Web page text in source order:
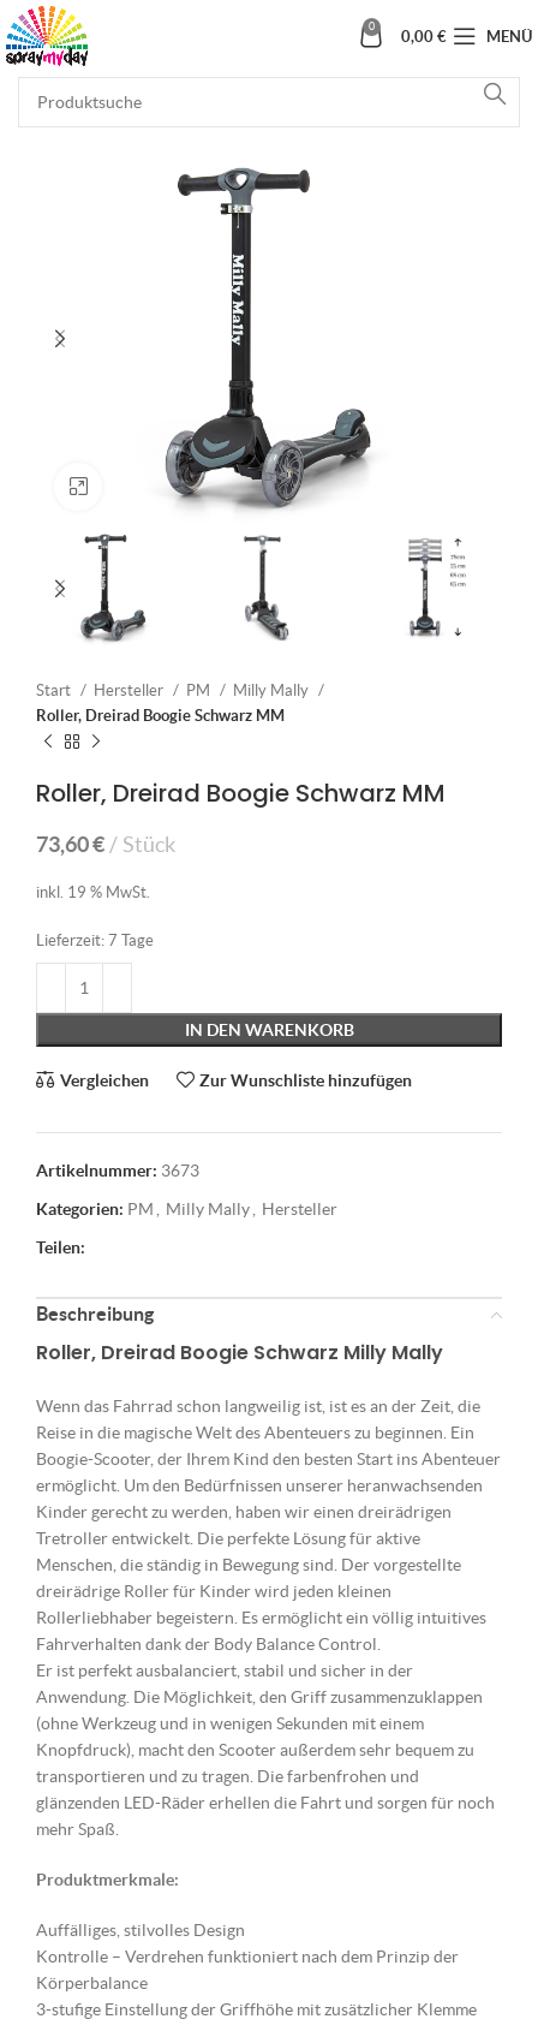
0
0,00 € MENÜ
Klick zum Vergrößern
Start Hersteller PM
Milly Mally
Roller, Dreirad Boogie Schwarz MM
Roller, Dreirad Boogie Schwarz MM
73,60€ Stück
inkl. 19 % MwSt.
Lieferzeit: 7 Tage
IN DEN WARENKORB
Vergleichen Zur Wunschliste hinzufügen
Artikelnummer: 3673
Kategorien: PM, Milly Mally, Hersteller
Teilen:
Beschreibung
Roller, Dreirad Boogie Schwarz Milly Mally
Wenn das Fahrrad schon langweilig ist, ist es an der Zeit, die
Reise in die magische Welt des Abenteuers zu beginnen. Ein
Boogie-Scooter, der Ihrem Kind den besten Start ins Abenteuer
ermöglicht. Um den Bedürfnissen unserer heranwachsenden
Kinder gerecht zu werden, haben wir einen dreirädrigen
Tretroller entwickelt. Die perfekte Lösung für aktive
Menschen, die ständig in Bewegung sind. Der vorgestellte
dreirädrige Roller für Kinder wird jeden kleinen
Rollerliebhaber begeistern. Es ermöglicht ein völlig intuitives
Fahrverhalten dank der Body Balance Control.
Er ist perfekt ausbalanciert, stabil und sicher in der
Anwendung. Die Möglichkeit, den Griff zusammenzuklappen
(ohne Werkzeug und in wenigen Sekunden mit einem
Knopfdruck), macht den Scooter außerdem sehr bequem zu
transportieren und zu tragen. Die farbenfrohen und
glänzenden LED-Räder erhellen die Fahrt und sorgen für noch
mehr Spaß.
Produktmerkmale:
Auffälliges, stilvolles Design
Kontrolle – Verdrehen funktioniert nach dem Prinzip der
Körperbalance
3-stufige Einstellung der Griffhöhe mit zusätzlicher Klemme